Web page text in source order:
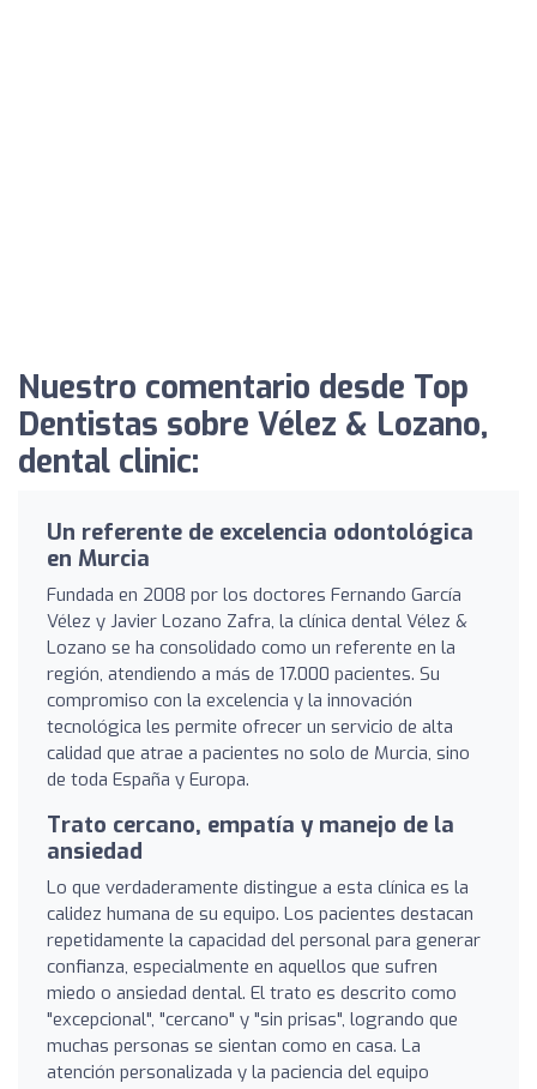
Nuestro comentario desde Top
Dentistas sobre Vélez & Lozano,
dental clinic:
Un referente de excelencia odontológica
en Murcia
Fundada en 2008 por los doctores Fernando García
Vélez y Javier Lozano Zafra, la clínica dental Vélez &
Lozano se ha consolidado como un referente en la
región, atendiendo a más de 17.000 pacientes. Su
compromiso con la excelencia y la innovación
tecnológica les permite ofrecer un servicio de alta
calidad que atrae a pacientes no solo de Murcia, sino
de toda España y Europa.
Trato cercano, empatía y manejo de la
ansiedad
Lo que verdaderamente distingue a esta clínica es la
calidez humana de su equipo. Los pacientes destacan
repetidamente la capacidad del personal para generar
confianza, especialmente en aquellos que sufren
miedo o ansiedad dental. El trato es descrito como
"excepcional", "cercano" y "sin prisas", logrando que
muchas personas se sientan como en casa. La
atención personalizada y la paciencia del equipo